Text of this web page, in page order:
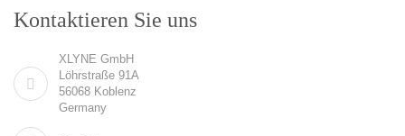
Kontaktieren Sie uns
XLYNE GmbH
Löhrstraße 91A
56068 Koblenz
Germany